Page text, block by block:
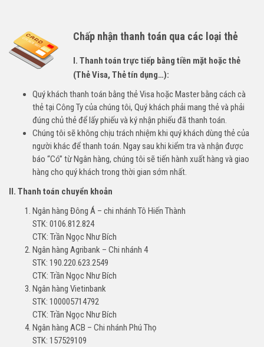
Chấp nhận thanh toán qua các loại thẻ
I. Thanh toán trực tiếp bằng tiền mặt hoặc thẻ
(Thẻ Visa, Thẻ tín dụng…):
Quý khách thanh toán bằng thẻ Visa hoặc Master bằng cách cà
thẻ tại Công Ty của chúng tôi, Quý khách phải mang thẻ và phải
đúng chủ thẻ để lấy phiếu và ký nhận phiếu đã thanh toán.
Chúng tôi sẽ không chịu trách nhiệm khi quý khách dùng thẻ của
người khác để thanh toán. Ngay sau khi kiểm tra và nhận được
báo “Có” từ Ngân hàng, chúng tôi sẽ tiến hành xuất hàng và giao
hàng cho quý khách trong thời gian sớm nhất.
II. Thanh toán chuyển khoản
Ngân hàng Đông Á – chi nhánh Tô Hiến Thành
STK: 0106.812.824
CTK: Trần Ngọc Như Bích
Ngân hàng Agribank – Chi nhánh 4
STK: 190.220.623.2549
CTK: Trần Ngọc Như Bích
Ngân hàng Vietinbank
STK: 100005714792
CTK: Trần Ngọc Như Bích
Ngân hàng ACB – Chi nhánh Phú Thọ
STK: 157529109